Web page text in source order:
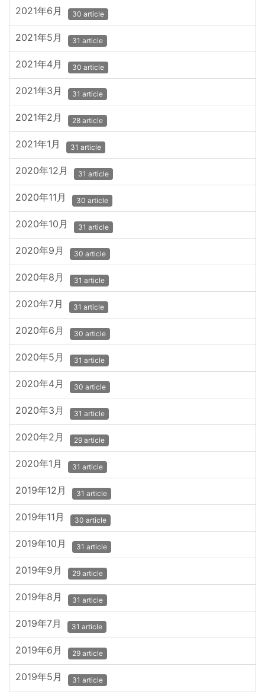
2021年6月 30 article
2021年5月 31 article
2021年4月 30 article
2021年3月 31 article
2021年2月 28 article
2021年1月 31 article
2020年12月 31 article
2020年11月 30 article
2020年10月 31 article
2020年9月 30 article
2020年8月 31 article
2020年7月 31 article
2020年6月 30 article
2020年5月 31 article
2020年4月 30 article
2020年3月 31 article
2020年2月 29 article
2020年1月 31 article
2019年12月 31 article
2019年11月 30 article
2019年10月 31 article
2019年9月 29 article
2019年8月 31 article
2019年7月 31 article
2019年6月 29 article
2019年5月 31 article